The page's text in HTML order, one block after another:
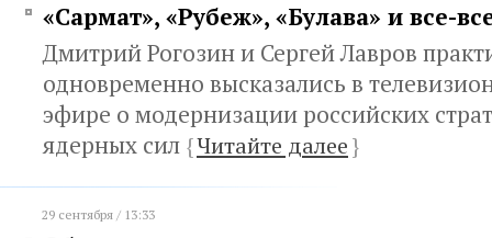
«Сармат», «Рубеж», «Булава» и все-
Дмитрий Рогозин и Сергей Лавров
одновременно высказались в
эфире о модернизации российских
ядерных сил {Читайте далее}
29 сентября / 13:33